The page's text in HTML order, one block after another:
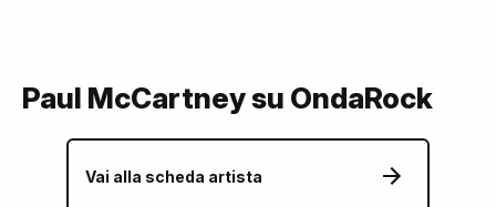
Paul McCartney su OndaRock
Vai alla scheda artista